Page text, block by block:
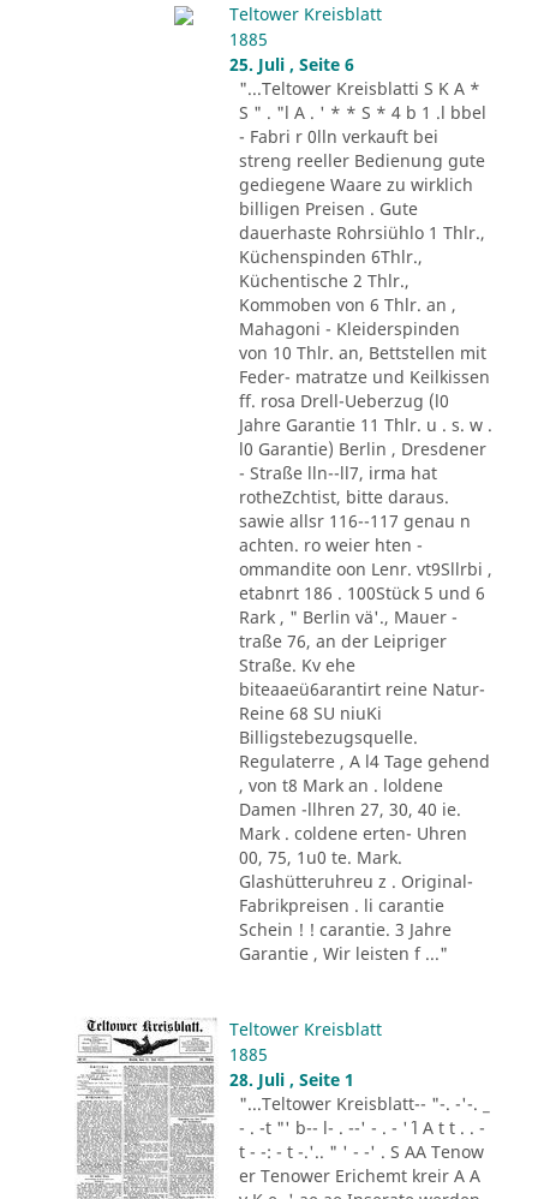
Teltower Kreisblatt
1885
25. Juli , Seite 6
"...Teltower Kreisblatti S K A *
S " . "l A . ' * * S * 4 b 1 .l bbel
- Fabri r 0lln verkauft bei
streng reeller Bedienung gute
gediegene Waare zu wirklich
billigen Preisen . Gute
dauerhaste Rohrsiühlo 1 Thlr.,
Küchenspinden 6Thlr.,
Küchentische 2 Thlr.,
Kommoben von 6 Thlr. an ,
Mahagoni - Kleiderspinden
von 10 Thlr. an, Bettstellen mit
Feder- matratze und Keilkissen
ff. rosa Drell-Ueberzug (l0
Jahre Garantie 11 Thlr. u . s. w .
l0 Garantie) Berlin , Dresdener
- Straße lln--ll7, irma hat
rotheZchtist, bitte daraus.
sawie allsr 116--117 genau n
achten. ro weier hten -
ommandite oon Lenr. vt9Sllrbi ,
etabnrt 186 . 100Stück 5 und 6
Rark , " Berlin vä'., Mauer -
traße 76, an der Leipriger
Straße. Kv ehe
biteaaeü6arantirt reine Natur-
Reine 68 SU niuKi
Billigstebezugsquelle.
Regulaterre , A l4 Tage gehend
, von t8 Mark an . loldene
Damen -llhren 27, 30, 40 ie.
Mark . coldene erten- Uhren
00, 75, 1u0 te. Mark.
Glashütteruhreu z . Original-
Fabrikpreisen . li carantie
Schein ! ! carantie. 3 Jahre
Garantie , Wir leisten f ..."
Teltower Kreisblatt
1885
28. Juli , Seite 1
"...Teltower Kreisblatt-- "-. -'-. _
- . -t "' b-- l- . --' - . - '´ l A t t . . -
t - -: - t -.'.. " ' - -' . S AA Tenow
er Tenower Erichemt kreir A A